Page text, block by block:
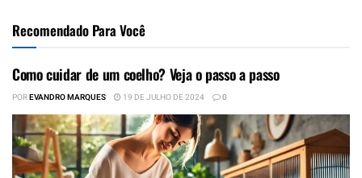
Recomendado Para Você
Como cuidar de um coelho? Veja o passo a passo
POREVANDRO MARQUES 19 DE JULHO DE 2024 0